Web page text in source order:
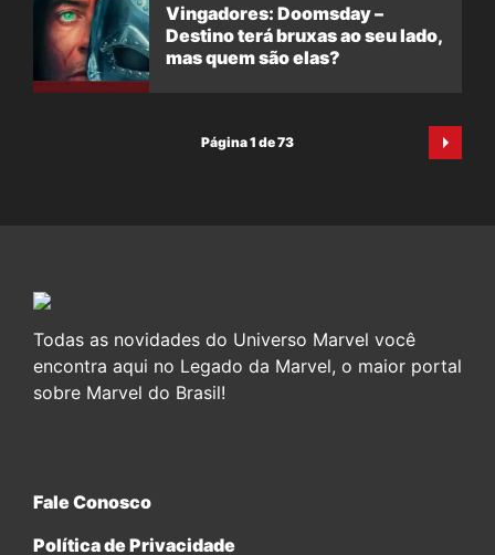
Vingadores: Doomsday –
Destino terá bruxas ao seu lado,
mas quem são elas?
Página 1 de 73
Todas as novidades do Universo Marvel você
encontra aqui no Legado da Marvel, o maior portal
sobre Marvel do Brasil!
Fale Conosco
Política de Privacidade